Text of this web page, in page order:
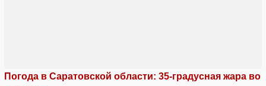
Погода в Саратовской области: 35-градусная жара во